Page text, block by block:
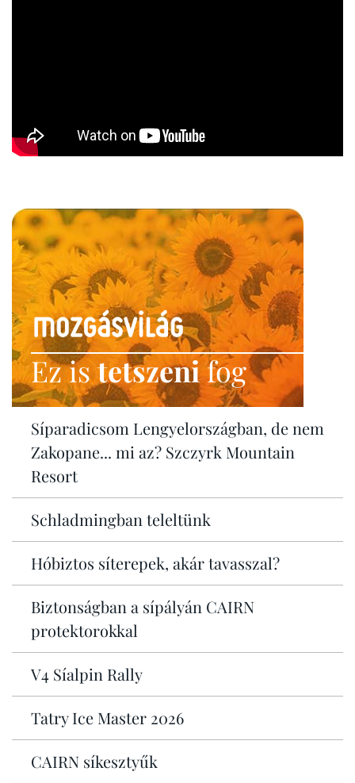
Ez istetszenifog
Síparadicsom Lengyelországban, de nem
Zakopane... mi az? Szczyrk Mountain
Resort
Schladmingban teleltünk
Hóbiztos síterepek, akár tavasszal?
Biztonságban a sípályán CAIRN
protektorokkal
V4 Síalpin Rally
Tatry Ice Master 2026
CAIRN síkesztyűk